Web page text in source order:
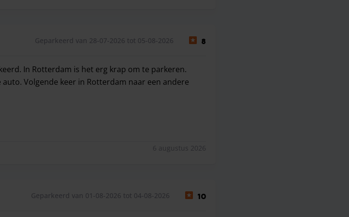
Geparkeerd van 28-07-2026 tot 05-08-2026 8
In Rotterdam is het erg krap om te parkeren.
Volgende keer in Rotterdam naar een andere
6 augustus 2026
Geparkeerd van 01-08-2026 tot 04-08-2026 10